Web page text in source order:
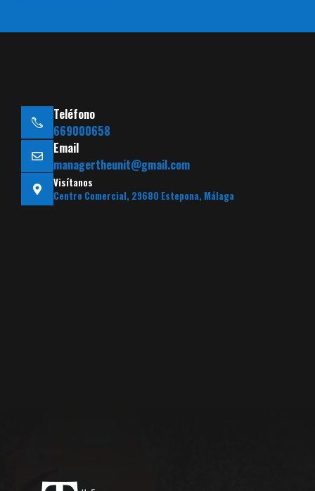
Teléfono
669000658
Email
managertheunit@gmail.com
Visítanos
Centro Comercial, 29680 Estepona, Málaga